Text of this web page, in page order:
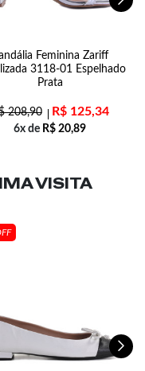
Feminina Zariff
3118-01 Espelhado
Prata
208,90 R$125,34
6x de R$ 20,89
VISITA